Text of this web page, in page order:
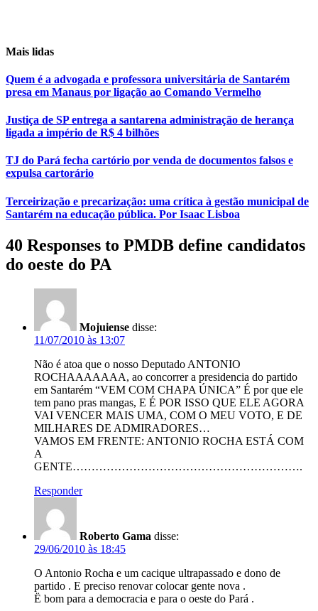
Mais lidas
Quem é a advogada e professora universitária de Santarém
presa em Manaus por ligação ao Comando Vermelho
Justiça de SP entrega a santarena administração de herança
ligada a império de R$ 4 bilhões
TJ do Pará fecha cartório por venda de documentos falsos e
expulsa cartorário
Terceirização e precarização: uma crítica à gestão municipal de
Santarém na educação pública. Por Isaac Lisboa
40 Responses to PMDB define candidatos
do oeste do PA
Mojuiense disse:
11/07/2010 às 13:07
Não é atoa que o nosso Deputado ANTONIO
ROCHAAAAAAA, ao concorrer a presidencia do partido
em Santarém “VEM COM CHAPA ÚNICA” É por que ele
tem pano pras mangas, E É POR ISSO QUE ELE AGORA
VAI VENCER MAIS UMA, COM O MEU VOTO, E DE
MILHARES DE ADMIRADORES…
VAMOS EM FRENTE: ANTONIO ROCHA ESTÁ COM
A
GENTE…………………………………………………….
Responder
Roberto Gama disse:
29/06/2010 às 18:45
O Antonio Rocha e um cacique ultrapassado e dono de
partido . E preciso renovar colocar gente nova .
Ë bom para a democracia e para o oeste do Pará .